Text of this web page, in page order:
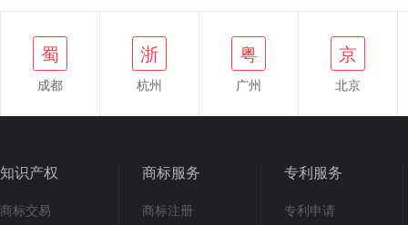
蜀
成都
浙
杭州
粤
广州
京
北京
知识产权
商标交易
商标服务
商标注册
专利服务
专利申请